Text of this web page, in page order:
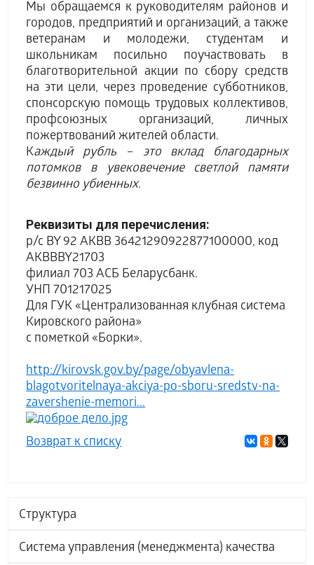
Структура
Система управления (менеджмента) качества
Мы обращаемся к руководителям районов и
городов, предприятий и организаций, а также
ветеранам и молодежи, студентам и
школьникам посильно поучаствовать в
благотворительной акции по сбору средств
на эти цели, через проведение субботников,
спонсорскую помощь трудовых коллективов,
профсоюзных организаций, личных
пожертвований жителей области.
Каждый рубль – это вклад благодарных
потомков в увековечение светлой памяти
безвинно убиенных.
Реквизиты для перечисления:
р/с BY 92 AKBB 36421290922877100000, код
AKBBBY21703
филиал 703 АСБ Беларусбанк.
УНП 701217025
Для ГУК «Централизованная клубная система
Кировского района»
с пометкой «Борки».
http://kirovsk.gov.by/page/obyavlena-
blagotvoritelnaya-akciya-po-sboru-sredstv-na-
zavershenie-memori...
Возврат к списку